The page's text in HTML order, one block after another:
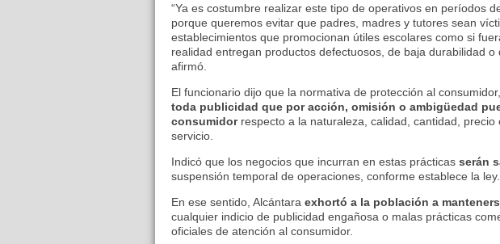
“Ya es costumbre realizar este tipo de operativos en períodos
porque queremos evitar que padres, madres y tutores sean
establecimientos que promocionan útiles escolares como si
realidad entregan productos defectuosos, de baja durabilidad o
afirmó.
El funcionario dijo que la normativa de protección al
toda publicidad que por acción, omisión o ambigüedad
consumidor respecto a la naturaleza, calidad, cantidad,
servicio.
Indicó que los negocios que incurran en estas prácticas serán
suspensión temporal de operaciones, conforme establece la ley.
En ese sentido, Alcántara exhortó a la población a
cualquier indicio de publicidad engañosa o malas prácticas
oficiales de atención al consumidor.